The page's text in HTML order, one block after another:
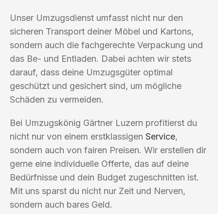
Unser Umzugsdienst umfasst nicht nur den
sicheren Transport deiner Möbel und Kartons,
sondern auch die fachgerechte Verpackung und
das Be- und Entladen. Dabei achten wir stets
darauf, dass deine Umzugsgüter optimal
geschützt und gesichert sind, um mögliche
Schäden zu vermeiden.
Bei Umzugskönig Gärtner Luzern profitierst du
nicht nur von einem erstklassigen Service,
sondern auch von fairen Preisen. Wir erstellen dir
gerne eine individuelle Offerte, das auf deine
Bedürfnisse und dein Budget zugeschnitten ist.
Mit uns sparst du nicht nur Zeit und Nerven,
sondern auch bares Geld.